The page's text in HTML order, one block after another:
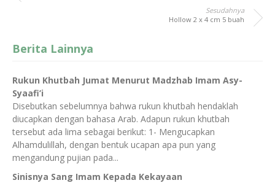
Sesudahnya
Hollow 2 x 4 cm 5 buah
Berita Lainnya
Rukun Khutbah Jumat Menurut Madzhab Imam Asy-
Syaafi’i
Disebutkan sebelumnya bahwa rukun khutbah hendaklah
diucapkan dengan bahasa Arab. Adapun rukun khutbah
tersebut ada lima sebagai berikut: 1- Mengucapkan
Alhamdulillah, dengan bentuk ucapan apa pun yang
mengandung pujian pada...
Sinisnya Sang Imam Kepada Kekayaan